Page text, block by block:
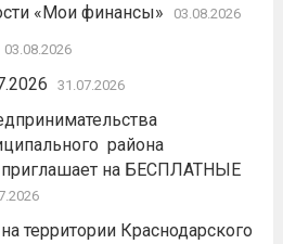
«Мои финансы»
03.08.2026
03.08.2026
31.07.2026
района
приглашает на БЕСПЛАТНЫЕ
территории Краснодарского